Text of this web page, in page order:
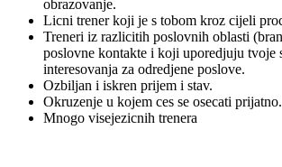
obrazovanje.
Licni trener koji je s tobom kroz cijeli
Treneri iz razlicitih poslovnih oblasti
poslovne kontakte i koji uporedjuju tvoje
interesovanja za odredjene poslove.
Ozbiljan i iskren prijem i stav.
Okruzenje u kojem ces se osecati prijatno.
Mnogo visejezicnih trenera